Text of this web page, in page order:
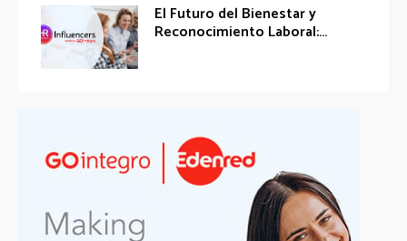
El Futuro del Bienestar y
Reconocimiento Laboral:...